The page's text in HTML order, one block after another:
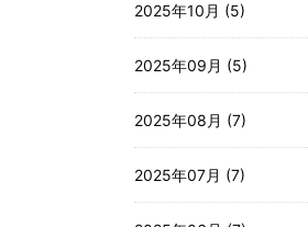
2025年10月 (5)
2025年09月 (5)
2025年08月 (7)
2025年07月 (7)